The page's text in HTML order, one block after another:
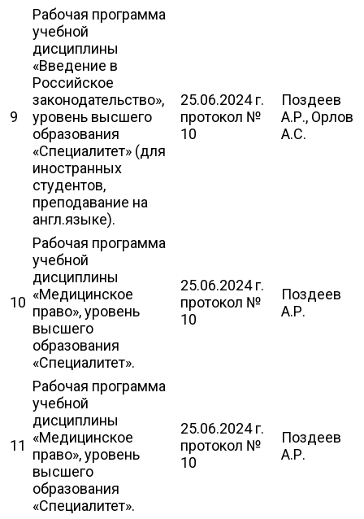
9
Рабочая программа
учебной
дисциплины
«Введение в
Российское
законодательство»,
уровень высшего
образования
«Специалитет» (для
иностранных
студентов,
преподавание на
англ.языке).
25.06.2024 г.
протокол №
10
Поздеев
А.Р., Орлов
А.С.
10
Рабочая программа
учебной
дисциплины
«Медицинское
право», уровень
высшего
образования
«Специалитет».
25.06.2024 г.
протокол №
10
Поздеев
А.Р.
11
Рабочая программа
учебной
дисциплины
«Медицинское
право», уровень
высшего
образования
«Специалитет».
25.06.2024 г.
протокол №
10
Поздеев
А.Р.